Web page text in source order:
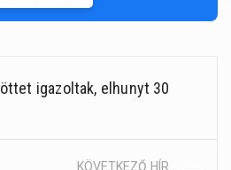
igazoltak, elhunyt 30
KÖVETKEZŐ HÍR